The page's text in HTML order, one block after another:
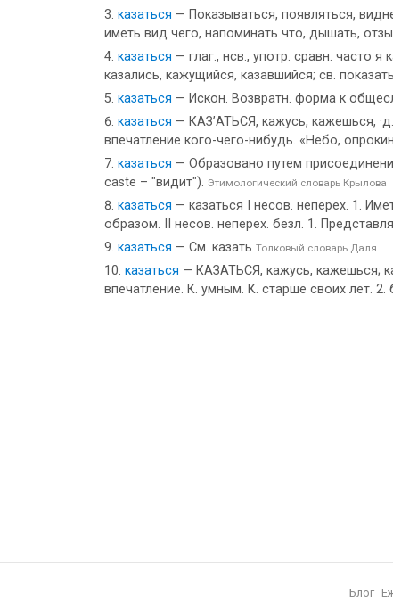
казаться — Показываться, появляться,
иметь вид чего, напоминать что, дышать,
казаться — глаг., нсв., употр. сравн. часто
казались, кажущийся, казавшийся; св.
казаться — Искон. Возвратн. форма к
казаться — КАЗ’АТЬСЯ, кажусь, кажешься,
впечатление кого-чего-нибудь. «Небо,
казаться — Образовано путем
caste – "видит"). Этимологический словарь Крылова
казаться — казаться I несов. неперех. 1.
образом. II несов. неперех. безл. 1.
казаться — См. казать Толковый словарь Даля
казаться — КАЗАТЬСЯ, кажусь, кажешься;
впечатление. К. умным. К. старше своих лет.
Блог